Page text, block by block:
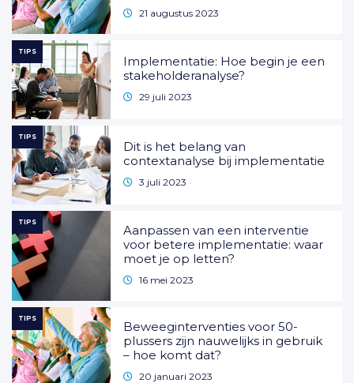
21 augustus 2023
TIPS
Implementatie: Hoe begin je een
stakeholderanalyse?
29 juli 2023
TIPS
Dit is het belang van
contextanalyse bij implementatie
3 juli 2023
TIPS
Aanpassen van een interventie
voor betere implementatie: waar
moet je op letten?
16 mei 2023
TIPS
Beweeginterventies voor 50-
plussers zijn nauwelijks in gebruik
– hoe komt dat?
20 januari 2023